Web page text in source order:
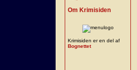
Om Krimisiden
Krimisiden er en del af
Bognettet